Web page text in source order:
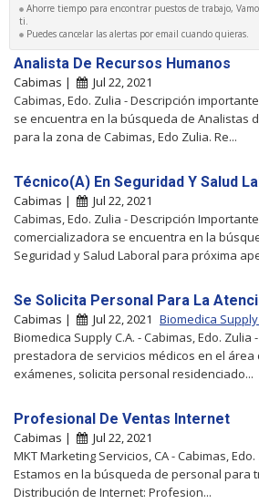
Ahorre tiempo para encontrar puestos de trabajo,
ti.
Puedes cancelar las alertas por email cuando quieras.
Analista De Recursos Humanos
Cabimas |
Jul 22, 2021
Cabimas, Edo. Zulia - Descripción
se encuentra en la búsqueda de Analistas
para la zona de Cabimas, Edo Zulia. Re...
Técnico(A) En Seguridad Y Salud
Cabimas |
Jul 22, 2021
Cabimas, Edo. Zulia - Descripción
comercializadora se encuentra en la
Seguridad y Salud Laboral para próxima
Se Solicita Personal Para La
Cabimas | Jul 22, 2021 Biomedica Supply
Biomedica Supply C.A. - Cabimas, Edo.
prestadora de servicios médicos en el área
exámenes, solicita personal residenciado...
Profesional De Ventas Internet
Cabimas |
Jul 22, 2021
MKT Marketing Servicios, CA - Cabimas,
Estamos en la búsqueda de personal para
Distribución de Internet: Profesion...